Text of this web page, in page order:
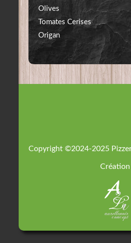
Olives
Tomates Cerises
Origan
Copyright ©2024-2025
Création